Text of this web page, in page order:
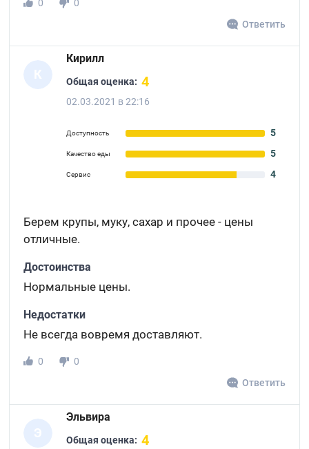
0
0
Ответить
К
Кирилл
Общая оценка: 4
02.03.2021 в 22:16
Доступность 5
Качество еды 5
Сервис 4
Берем крупы, муку, сахар и прочее - цены
отличные.
Достоинства
Нормальные цены.
Недостатки
Не всегда вовремя доставляют.
0
0
Ответить
Э
Эльвира
Общая оценка: 4